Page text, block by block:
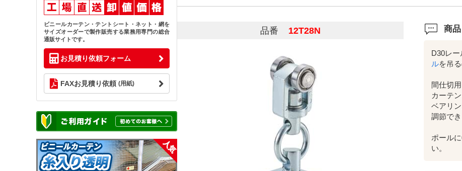
品番 12T28N 商
D30レー
ルを吊
間仕切
カーテ
ベアリ
調節でき
ポール
い。
ビニールカーテン・テントシート・ネット・網を
サイズオーダーで製作販売する業務用専門の総合
通販サイトです。
お見積り依頼フォーム
FAXお見積り依頼 (用紙)